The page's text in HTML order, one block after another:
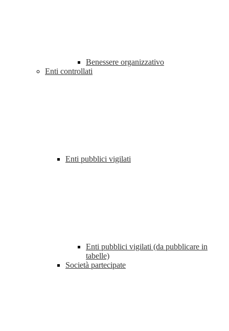
Benessere organizzativo
Enti controllati
Enti pubblici vigilati
Enti pubblici vigilati (da pubblicare in
tabelle)
Società partecipate